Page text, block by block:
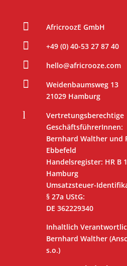
 AfricroozE GmbH
 +49 (0) 40-53 27 87 40
 hello@africrooze.com

Weidenbaumsweg 13
21029 Hamburg
l
Vertretungsberechtige
GeschäftsführerInnen:
Bernhard Walther und
Ebbefeld
Handelsregister: HR B
Hamburg
Umsatzsteuer-
§ 27a UStG:
DE 362229340
Inhaltlich
Bernhard Walther
s.o.)